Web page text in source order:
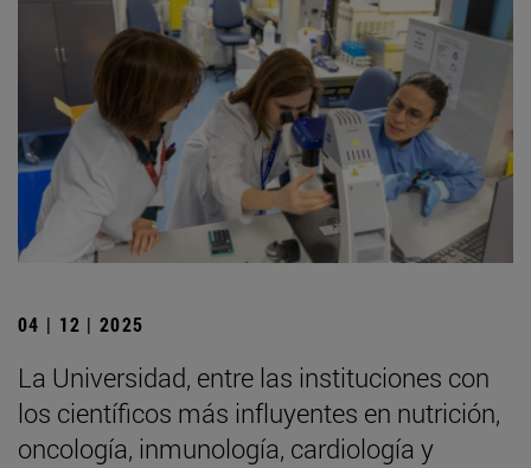
04 | 12 | 2025
La Universidad, entre las instituciones con
los científicos más influyentes en nutrición,
oncología, inmunología, cardiología y